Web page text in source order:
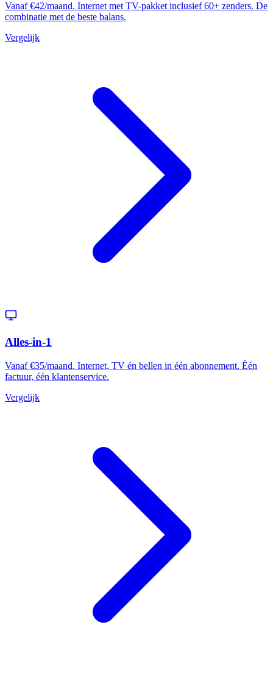
Vanaf €42/maand. Internet met TV-pakket inclusief 60+ zenders. De
combinatie met de beste balans.
Vergelijk
Alles-in-1
Vanaf €35/maand. Internet, TV én bellen in één abonnement. Één
factuur, één klantenservice.
Vergelijk